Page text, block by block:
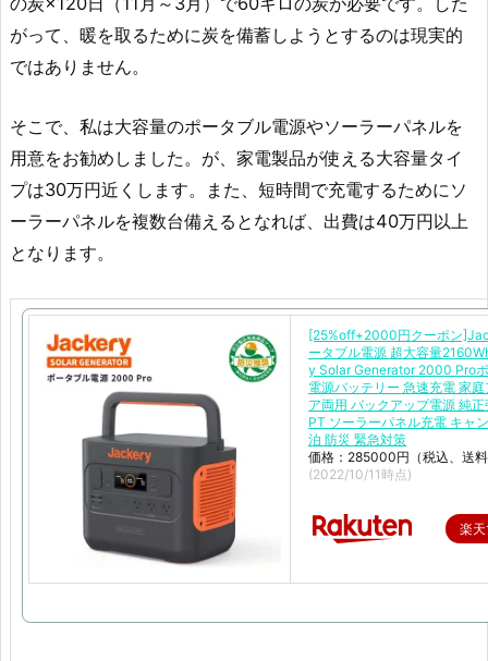
がって、暖を取るために炭を備蓄しようとするのは現実的
ではありません。
そこで、私は大容量のポータブル電源やソーラーパネルを
用意をお勧めしました。が、家電製品が使える大容量タイ
プは30万円近くします。また、短時間で充電するためにソ
ーラーパネルを複数台備えるとなれば、出費は40万円以上
となります。
[25%off+2000円クーポン
ータブル電源 超大容量
y Solar Generator 2000 Pro
電源バッテリー 急速充電 家
ア両用 バックアップ電源 純
PT ソーラーパネル充電 キャ
泊 防災 緊急対策
価格：285000円（税込、送
(2022/10/11時点)
楽